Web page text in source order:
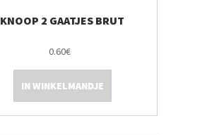
KNOOP 2 GAATJES BRUT
0.60€
IN WINKELMANDJE